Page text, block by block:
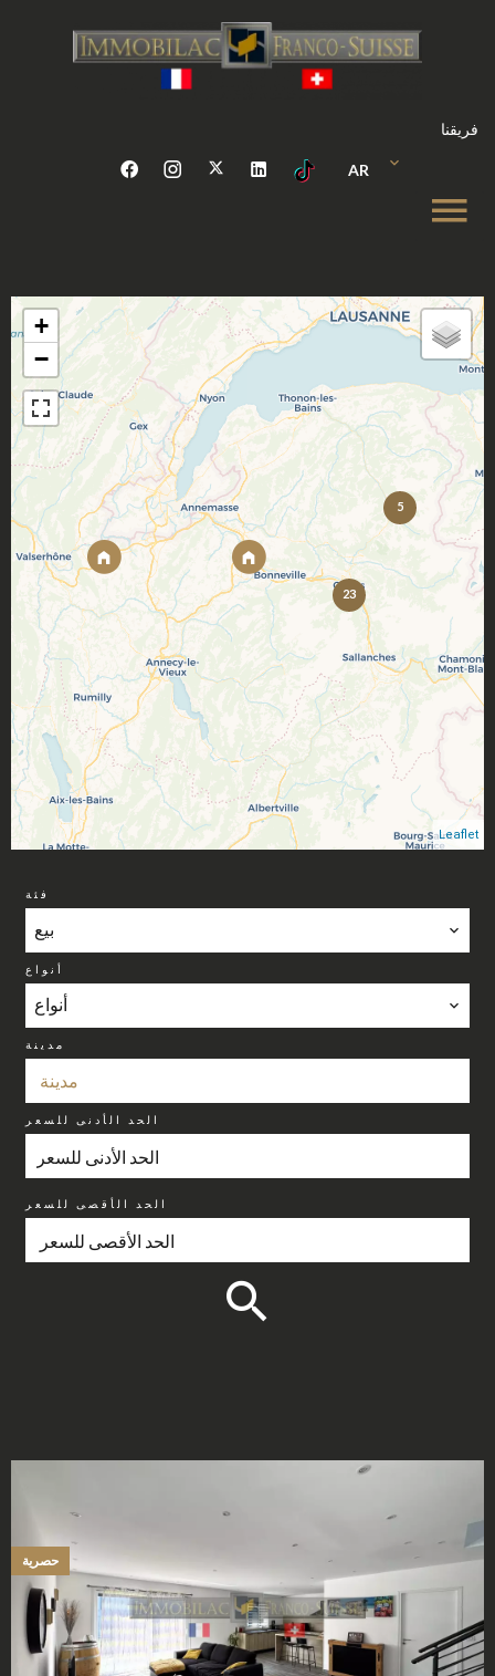
فريقنا
AR
5
23
+
−
Leaflet
فئة
بيع
أنواع
أنواع
مدينة
مدينة
الحد الأدنى للسعر
الحد الأقصى للسعر
حصرية